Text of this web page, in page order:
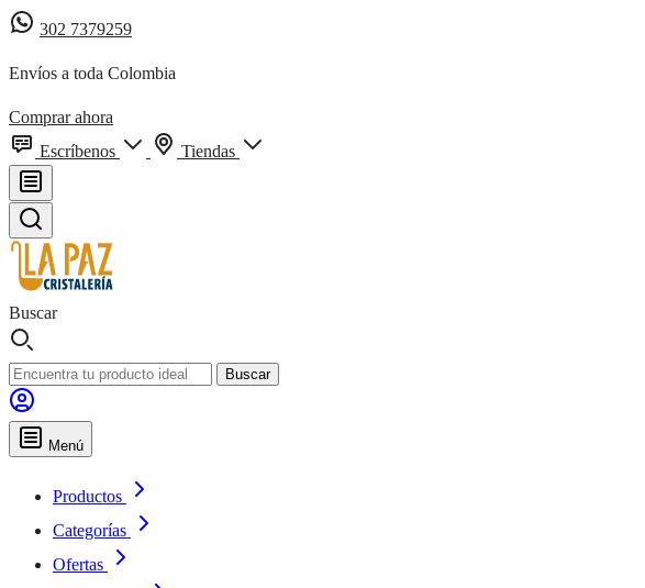
302 7379259
Envíos a toda Colombia
Comprar ahora
Escríbenos
Tiendas
Buscar
Buscar
Menú
Productos
Categorías
Ofertas